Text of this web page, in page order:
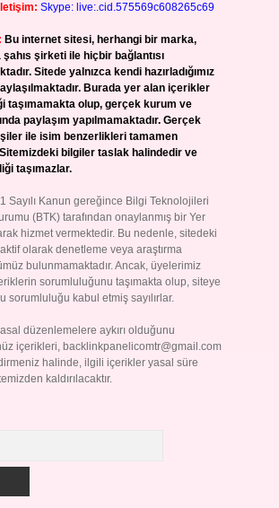
Skype: live:.cid.575569c608265c69
Bu internet sitesi, herhangi bir marka,
şirketi ile hiçbir bağlantısı
Sitede yalnızca kendi hazırladığımız
Burada yer alan içerikler
taşımamakta olup, gerçek kurum ve
paylaşım yapılmamaktadır. Gerçek
ile isim benzerlikleri tamamen
bilgiler taslak halindedir ve
taşımazlar.
Sayılı Kanun gereğince Bilgi Teknolojileri
(BTK) tarafından onaylanmış bir Yer
hizmet vermektedir. Bu nedenle, sitedeki
olarak denetleme veya araştırma
bulunmamaktadır. Ancak, üyelerimiz
sorumluluğunu taşımakta olup, siteye
sorumluluğu kabul etmiş sayılırlar.
düzenlemelere aykırı olduğunu
içerikleri, backlinkpanelicomtr@gmail.com
halinde, ilgili içerikler yasal süre
kaldırılacaktır.